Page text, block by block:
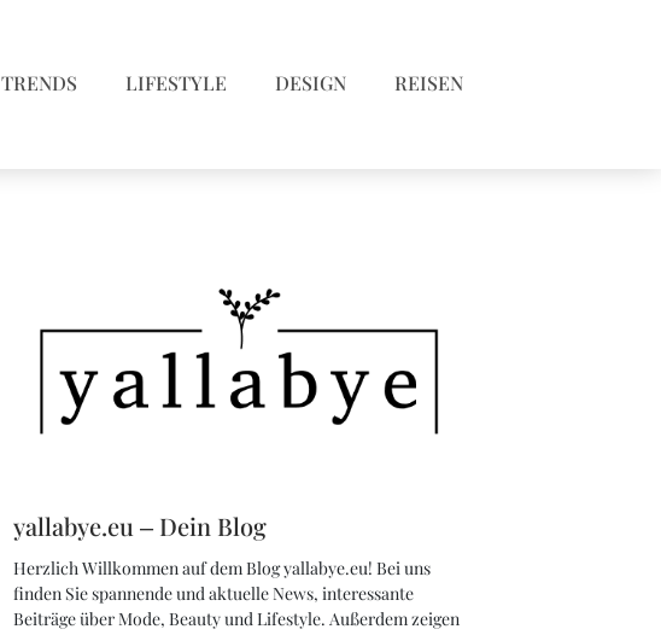
TRENDS LIFESTYLE DESIGN REISEN
yallabye.eu – Dein Blog
Herzlich Willkommen auf dem Blog yallabye.eu! Bei uns
finden Sie spannende und aktuelle News, interessante
Beiträge über Mode, Beauty und Lifestyle. Außerdem zeigen